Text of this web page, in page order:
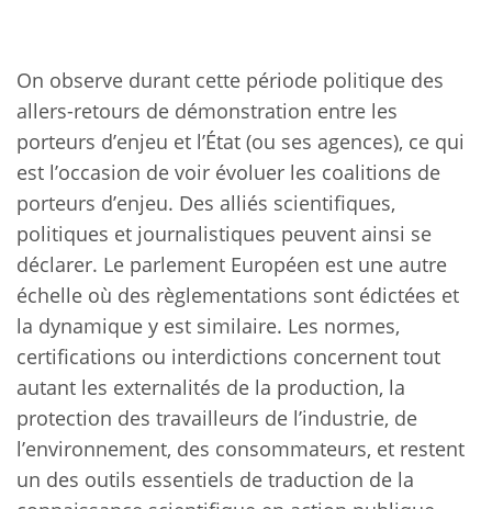
On observe durant cette période politique des
allers-retours de démonstration entre les
porteurs d’enjeu et l’État (ou ses agences), ce qui
est l’occasion de voir évoluer les coalitions de
porteurs d’enjeu. Des alliés scientifiques,
politiques et journalistiques peuvent ainsi se
déclarer. Le parlement Européen est une autre
échelle où des règlementations sont édictées et
la dynamique y est similaire. Les normes,
certifications ou interdictions concernent tout
autant les externalités de la production, la
protection des travailleurs de l’industrie, de
l’environnement, des consommateurs, et restent
un des outils essentiels de traduction de la